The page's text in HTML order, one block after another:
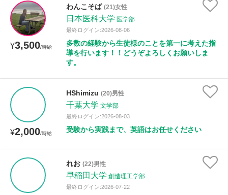
¥3,500/時給
わんこそば (21)女性
日本医科大学 医学部
最終ログイン:2026-08-06
多数の経験から生徒様のことを第一に考えた指
導を行います！！どうぞよろしくお願いしま
す。
¥2,000/時給
HShimizu (20)男性
千葉大学 文学部
最終ログイン:2026-08-03
受験から実践まで、英語はお任せください
れお (22)男性
早稲田大学 創造理工学部
最終ログイン:2026-07-22